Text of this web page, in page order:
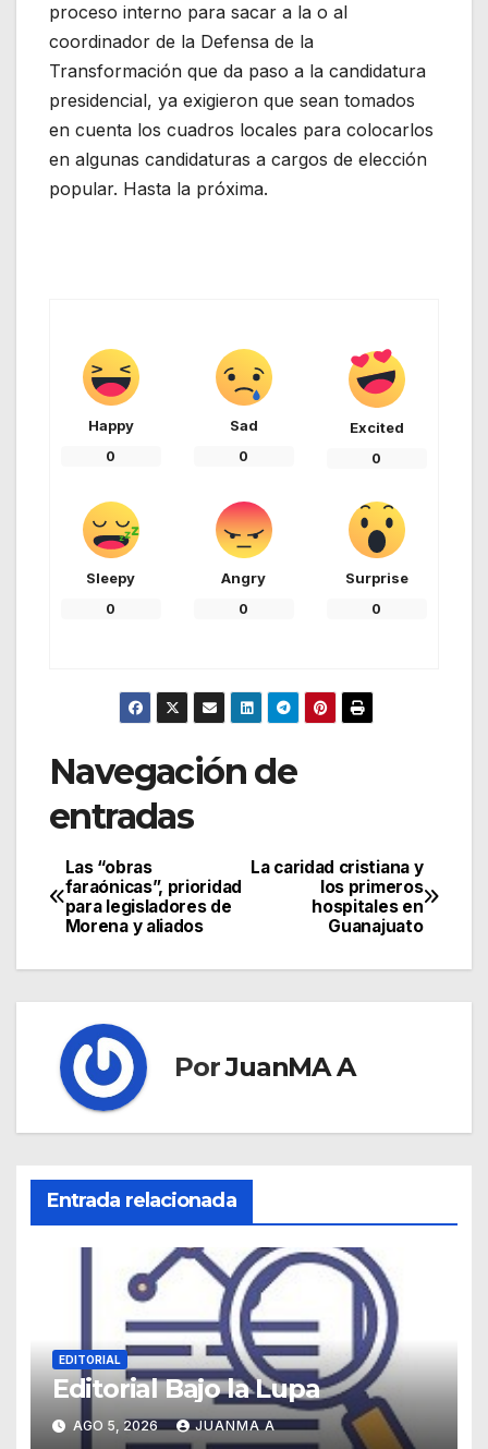
proceso interno para sacar a la o al
coordinador de la Defensa de la
Transformación que da paso a la candidatura
presidencial, ya exigieron que sean tomados
en cuenta los cuadros locales para colocarlos
en algunas candidaturas a cargos de elección
popular. Hasta la próxima.
Happy
0
Sad
0
Excited
0
Sleepy
0
Angry
0
Surprise
0
Navegación de
entradas
La caridad cristiana y
los primeros
hospitales en
Guanajuato
Las “obras
faraónicas”, prioridad
para legisladores de
Morena y aliados
PorJuanMA A
Entrada relacionada
EDITORIAL
Editorial Bajo la Lupa
AGO 5, 2026 JUANMA A